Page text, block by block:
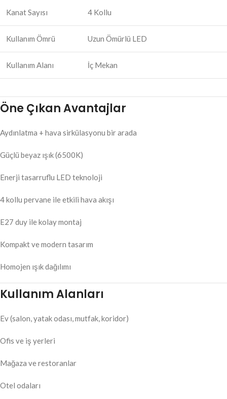
Kanat Sayısı 4 Kollu
Kullanım Ömrü Uzun Ömürlü LED
Kullanım Alanı İç Mekan
Öne Çıkan Avantajlar
Aydınlatma + hava sirkülasyonu bir arada
Güçlü beyaz ışık (6500K)
Enerji tasarruflu LED teknoloji
4 kollu pervane ile etkili hava akışı
E27 duy ile kolay montaj
Kompakt ve modern tasarım
Homojen ışık dağılımı
Kullanım Alanları
Ev (salon, yatak odası, mutfak, koridor)
Ofis ve iş yerleri
Mağaza ve restoranlar
Otel odaları